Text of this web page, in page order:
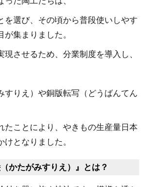
を選び、その頃から普段使いしやす
集まりました。
現させるため、分業制度を導入し、
すりえ）や銅版転写（どうばんてん
たことにより、やきもの生産量日本
となりました。
かたがみすりえ）』とは？